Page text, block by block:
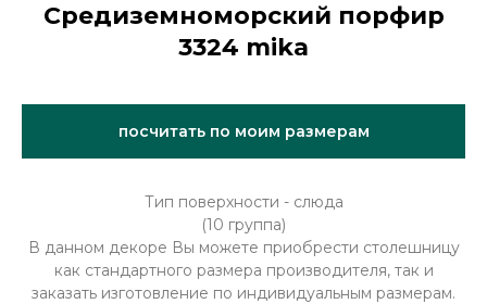
Средиземноморский порфир
3324 mika
посчитать по моим размерам
Тип поверхности - слюда
(10 группа)
В данном декоре Вы можете приобрести столешницу
как стандартного размера производителя, так и
заказать изготовление по индивидуальным размерам.